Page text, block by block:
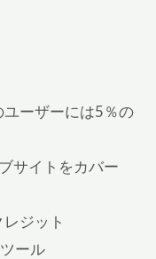
ーザーには5％の
サイトをカバー
ジット
ール